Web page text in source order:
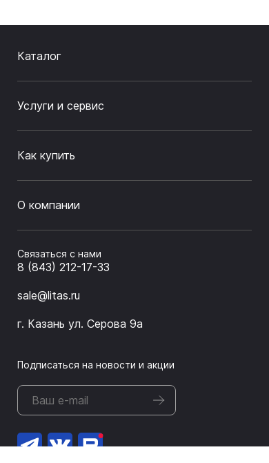
Каталог
Услуги и сервис
Как купить
О компании
Связаться с нами
8 (843) 212-17-33
sale@litas.ru
г. Казань ул. Серова 9а
Подписаться на новости и акции